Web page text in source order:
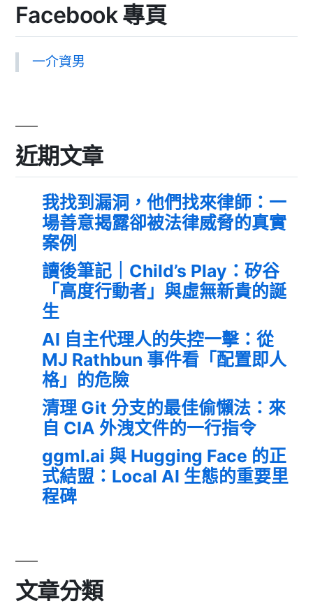
Facebook 專頁
一介資男
近期文章
我找到漏洞，他們找來律師：一
場善意揭露卻被法律威脅的真實
案例
讀後筆記｜Child’s Play：矽谷
「高度行動者」與虛無新貴的誕
生
AI 自主代理人的失控一擊：從
MJ Rathbun 事件看「配置即人
格」的危險
清理 Git 分支的最佳偷懶法：來
自 CIA 外洩文件的一行指令
ggml.ai 與 Hugging Face 的正
式結盟：Local AI 生態的重要里
程碑
文章分類